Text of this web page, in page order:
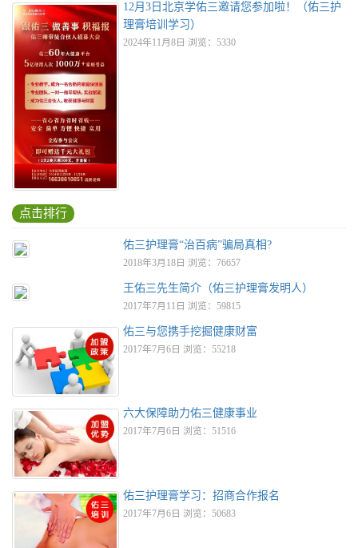
12月3日北京学佑三邀请您参加啦！（佑三护
理膏培训学习）
2024年11月8日 浏览：5330
点击排行
佑三护理膏“治百病”骗局真相?
2018年3月18日 浏览：76657
王佑三先生简介（佑三护理膏发明人）
2017年7月11日 浏览：59815
佑三与您携手挖掘健康财富
2017年7月6日 浏览：55218
六大保障助力佑三健康事业
2017年7月6日 浏览：51516
佑三护理膏学习：招商合作报名
2017年7月6日 浏览：50683